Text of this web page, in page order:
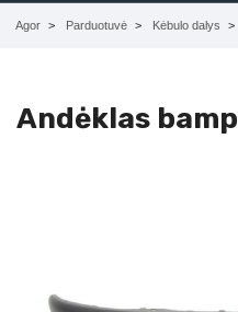
Agor Parduotuvė Kėbulo dalys
Andėklas